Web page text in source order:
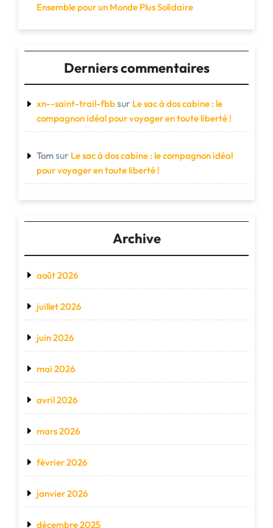
Ensemble pour un Monde Plus Solidaire
Derniers commentaires
xn--saint-trail-fbbsur Le sac à dos cabine : le
compagnon idéal pour voyager en toute liberté !
Tom sur Le sac à dos cabine : le compagnon idéal
pour voyager en toute liberté !
Archive
août 2026
juillet 2026
juin 2026
mai 2026
avril 2026
mars 2026
février 2026
janvier 2026
décembre 2025